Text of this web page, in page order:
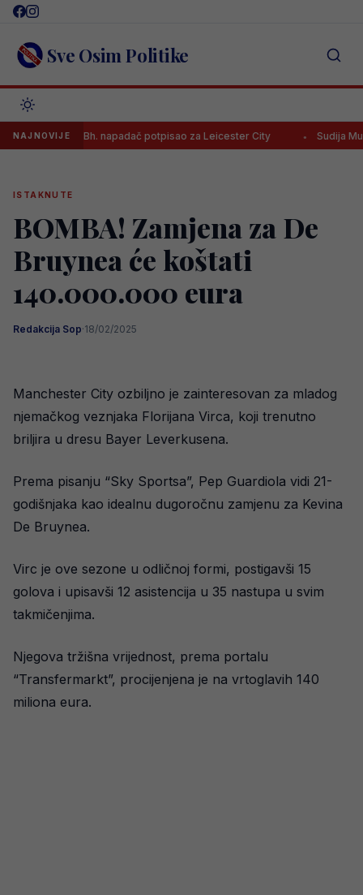
Skip
content Sve Osim Politike
NAJNOVIJE
Bh. napadač potpisao za Leicester City Sudija Musić
ISTAKNUTE
BOMBA! Zamjena za De
Bruynea će koštati
140.000.000 eura
Redakcija Sop·18/02/2025
Manchester City ozbiljno je zainteresovan za mladog
njemačkog veznjaka Florijana Virca, koji trenutno
briljira u dresu Bayer Leverkusena.
Prema pisanju “Sky Sportsa”, Pep Guardiola vidi 21-
godišnjaka kao idealnu dugoročnu zamjenu za Kevina
De Bruynea.
Virc je ove sezone u odličnoj formi, postigavši 15
golova i upisavši 12 asistencija u 35 nastupa u svim
takmičenjima.
Njegova tržišna vrijednost, prema portalu
“Transfermarkt”, procijenjena je na vrtoglavih 140
miliona eura.